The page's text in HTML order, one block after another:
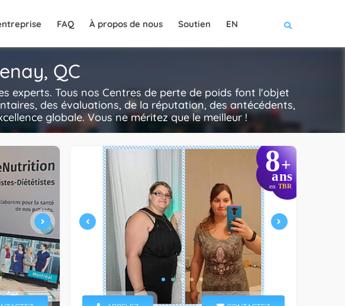
FAQ À propos de nous Soutien EN
QC
experts. Tous nos Centres de perte de poids font l'objet
des évaluations, de la réputation, des antécédents,
globale. Vous ne méritez que le meilleur !
8+
ans
en TBR